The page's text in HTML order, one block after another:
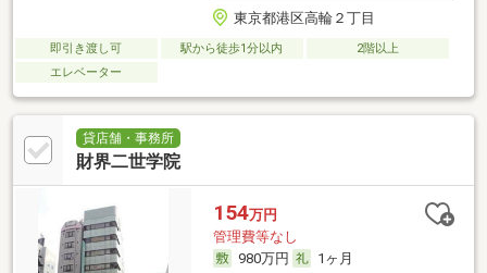
東京都港区高輪２丁目
即引き渡し可 駅から徒歩1分以内
2階以上
エレベーター
貸店舗・事務所
財界二世学院
154万円
管理費等なし
980万円
1ヶ月